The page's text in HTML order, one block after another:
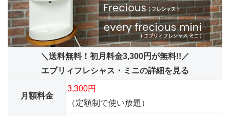
＼送料無料！初月料金3,300円が無料!!／
エブリィフレシャス・ミニの詳細を見る
月額料金
3,300円
（定額制で使い放題）